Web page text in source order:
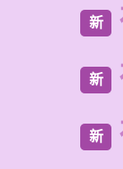
新
新
新